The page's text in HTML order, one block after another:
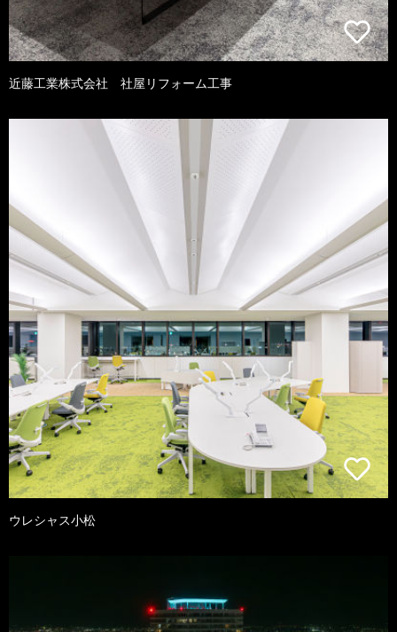
近藤工業株式会社 社屋リフォーム工事
ウレシャス小松